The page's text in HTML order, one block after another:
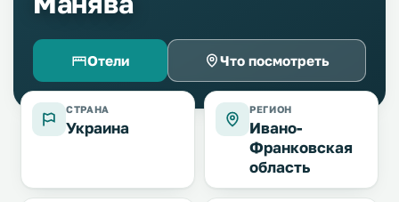
Отели Что посмотреть
СТРАНА
Украина
РЕГИОН
Ивано-
Франковская
область